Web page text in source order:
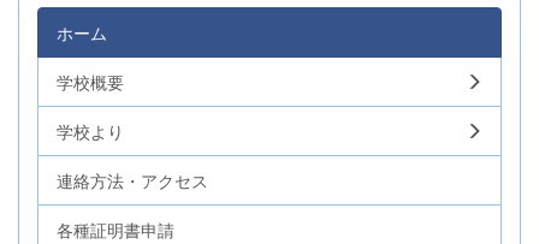
ホーム
学校概要
学校より
連絡方法・アクセス
各種証明書申請